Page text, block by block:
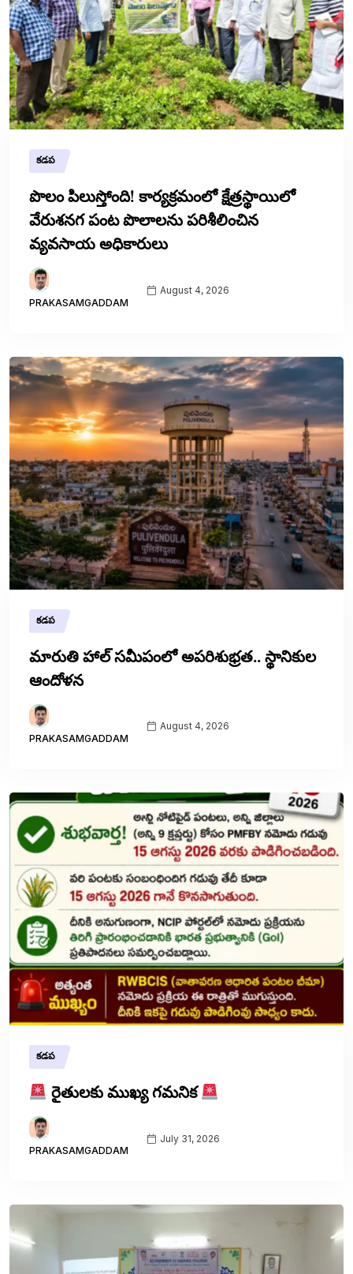
కడప
పొలం పిలుస్తోంది! కార్యక్రమంలో క్షేత్రస్థాయిలో
వేరుశనగ పంట పొలాలను పరిశీలించిన
వ్యవసాయ అధికారులు
PRAKASAMGADDAM
August 4, 2026
కడప
మారుతి హాల్ సమీపంలో అపరిశుభ్రత.. స్థానికుల
ఆందోళన
PRAKASAMGADDAM
August 4, 2026
కడప
రైతులకు ముఖ్య గమనిక
PRAKASAMGADDAM
July 31, 2026